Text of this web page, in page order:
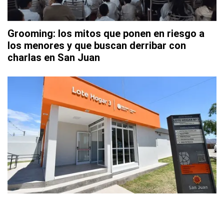
Grooming: los mitos que ponen en riesgo a
los menores y que buscan derribar con
charlas en San Juan